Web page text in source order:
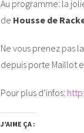
Au programme: la
de Housse de
Ne vous prenez pas
depuis porte Maillot
Pour plus d’infos:
J’AIME ÇA :